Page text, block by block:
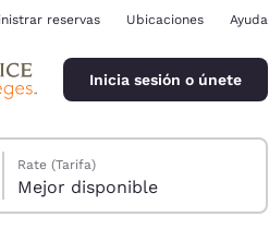
reservas Ubicaciones Ayuda
Inicia sesión o únete
Rate (Tarifa)
Mejor disponible